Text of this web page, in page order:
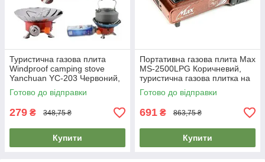
Туристична газова плита
Windproof camping stove
Yanchuan YC-203 Червоний,
таганок газовий на балончик
Готово до відправки
279 ₴ 348,75 ₴
Купити
Портативна газова плита Max
MS-2500LPG Коричневий,
туристична газова плитка на
балончиках на 1 конфорку
Готово до відправки
691 ₴ 863,75 ₴
Купити